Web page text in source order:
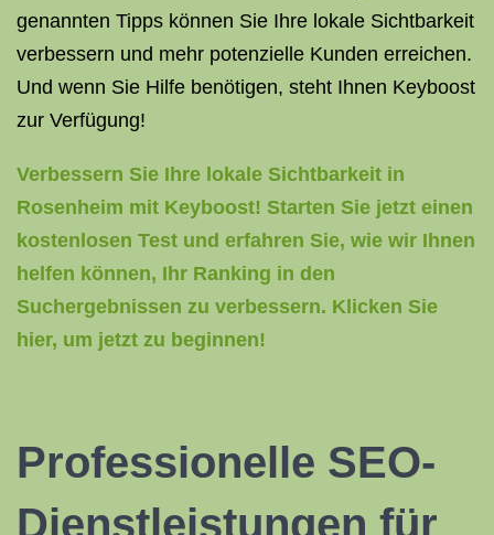
genannten Tipps können Sie Ihre lokale Sichtbarkeit
verbessern und mehr potenzielle Kunden erreichen.
Und wenn Sie Hilfe benötigen, steht Ihnen Keyboost
zur Verfügung!
Verbessern Sie Ihre lokale Sichtbarkeit in
Rosenheim mit Keyboost! Starten Sie jetzt einen
kostenlosen Test und erfahren Sie, wie wir Ihnen
helfen können, Ihr Ranking in den
Suchergebnissen zu verbessern. Klicken Sie
hier, um jetzt zu beginnen!
Professionelle SEO-
Dienstleistungen für